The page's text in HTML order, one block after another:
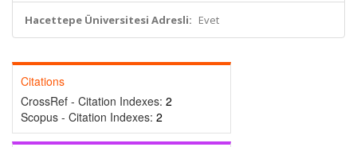
Hacettepe Üniversitesi Adresli: Evet
Citations
CrossRef - Citation Indexes: 2
Scopus - Citation Indexes: 2